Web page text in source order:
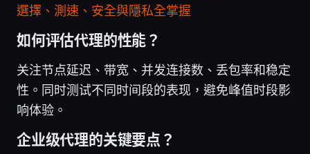
選擇、測速、安全與隱私全掌握
如何评估代理的性能？
关注节点延迟、带宽、并发连接数、丢包率和稳定
性。同时测试不同时间段的表现，避免峰值时段影
响体验。
企业级代理的关键要点？